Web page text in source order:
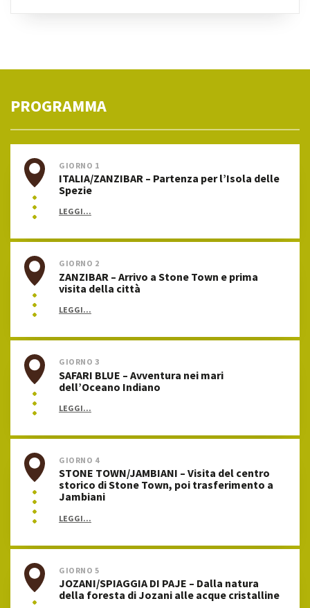
PROGRAMMA
GIORNO 1
ITALIA/ZANZIBAR – Partenza per l’Isola delle
Spezie
LEGGI...
GIORNO 2
ZANZIBAR – Arrivo a Stone Town e prima
visita della città
LEGGI...
GIORNO 3
SAFARI BLUE – Avventura nei mari
dell’Oceano Indiano
LEGGI...
GIORNO 4
STONE TOWN/JAMBIANI – Visita del centro
storico di Stone Town, poi trasferimento a
Jambiani
LEGGI...
GIORNO 5
JOZANI/SPIAGGIA DI PAJE – Dalla natura
della foresta di Jozani alle acque cristalline